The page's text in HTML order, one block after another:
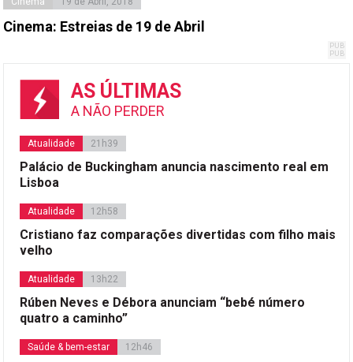
Cinema: Estreias de 19 de Abril
AS ÚLTIMAS
A NÃO PERDER
Atualidade 21h39
Palácio de Buckingham anuncia nascimento real em
Lisboa
Atualidade 12h58
Cristiano faz comparações divertidas com filho mais
velho
Atualidade 13h22
Rúben Neves e Débora anunciam “bebé número
quatro a caminho”
Saúde & bem-estar 12h46